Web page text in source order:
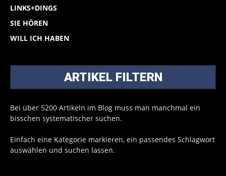
LINKS+DINGS
SIE HÖREN
WILL ICH HABEN
ARTIKEL FILTERN
Bei über 5200 Artikeln im Blog muss man manchmal ein
bisschen systematischer suchen.
Einfach eine Kategorie markieren, ein passendes Schlagwort
auswählen und suchen lassen.